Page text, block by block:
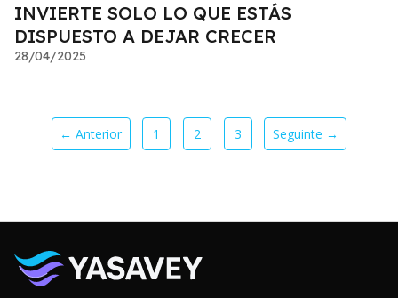
INVIERTE SOLO LO QUE ESTÁS
DISPUESTO A DEJAR CRECER
28/04/2025
← Anterior 1 2 3 Seguinte →